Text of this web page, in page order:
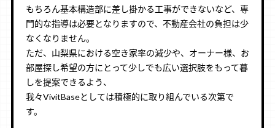
もちろん基本構造部に差し掛かる工事ができないなど、専
門的な指導は必要となりますので、不動産会社の負担は少
なくなりません。
ただ、山梨県における空き家率の減少や、オーナー様、お
部屋探し希望の方にとって少しでも広い選択肢をもって暮
しを提案できるよう、
我々VivitBaseとしては積極的に取り組んでいる次第で
す。